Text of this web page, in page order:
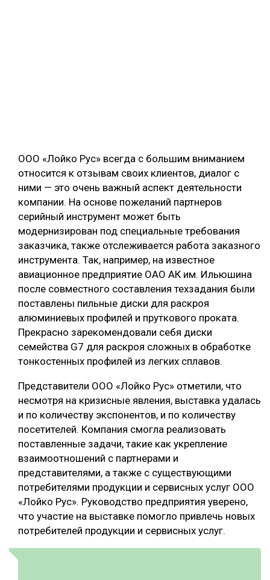
ООО «Лойко Рус» всегда с большим вниманием
относится к отзывам своих клиентов, диалог с
ними — это очень важный аспект деятельности
компании. На основе пожеланий партнеров
серийный инструмент может быть
модернизирован под специальные требования
заказчика, также отслеживается работа заказного
инструмента. Так, например, на известное
авиационное предприятие ОАО АК им. Ильюшина
после совместного составления техзадания были
поставлены пильные диски для раскроя
алюминиевых профилей и пруткового проката.
Прекрасно зарекомендовали себя диски
семейства G7 для раскроя сложных в обработке
тонкостенных профилей из легких сплавов.
Представители ООО «Лойко Рус» отметили, что
несмотря на кризисные явления, выставка удалась
и по количеству экспонентов, и по количеству
посетителей. Компания смогла реализовать
поставленные задачи, такие как укрепление
взаимоотношений с партнерами и
представителями, а также с существующими
потребителями продукции и сервисных услуг ООО
«Лойко Рус». Руководство предприятия уверено,
что участие на выставке помогло привлечь новых
потребителей продукции и сервисных услуг.